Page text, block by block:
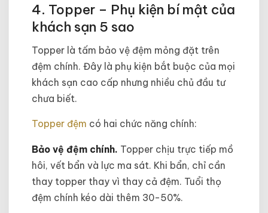
4. Topper – Phụ kiện bí mật của
khách sạn 5 sao
Topper là tấm bảo vệ đệm mỏng đặt trên
đệm chính. Đây là phụ kiện bắt buộc của mọi
khách sạn cao cấp nhưng nhiều chủ đầu tư
chưa biết.
Topper đệm có hai chức năng chính:
Bảo vệ đệm chính. Topper chịu trực tiếp mồ
hôi, vết bẩn và lực ma sát. Khi bẩn, chỉ cần
thay topper thay vì thay cả đệm. Tuổi thọ
đệm chính kéo dài thêm 30-50%.